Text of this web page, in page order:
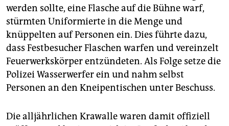
werden sollte, eine Flasche auf die Bühne warf,
stürmten Uniformierte in die Menge und
knüppelten auf Personen ein. Dies führte dazu,
dass Festbesucher Flaschen warfen und vereinzelt
Feuerwerkskörper entzündeten. Als Folge setze die
Polizei Wasserwerfer ein und nahm selbst
Personen an den Kneipentischen unter Beschuss.
Die alljährlichen Krawalle waren damit offiziell